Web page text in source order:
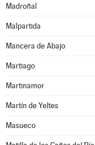
Madroñal
Malpartida
Mancera de Abajo
Martiago
Martinamor
Martín de Yeltes
Masueco